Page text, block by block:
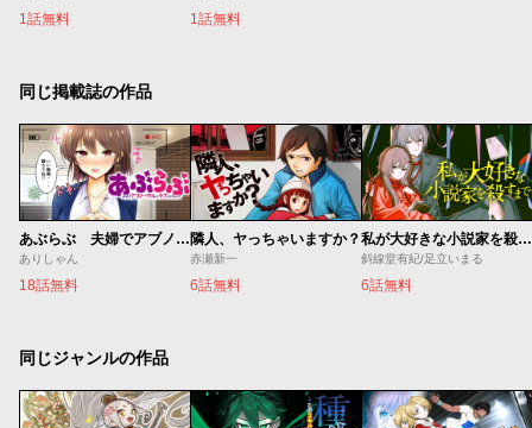
1話無料 1話無料
同じ掲載誌の作品
あぶらぶ 夫婦でアブノーマルなラブしませんか？
ありしゃん
18話無料
隣人、ヤっちゃいますか？
赤瀬新一
6話無料
私が大好きな小説家を殺すまで
斜線堂有紀/足立いまる
6話無料
同じジャンルの作品